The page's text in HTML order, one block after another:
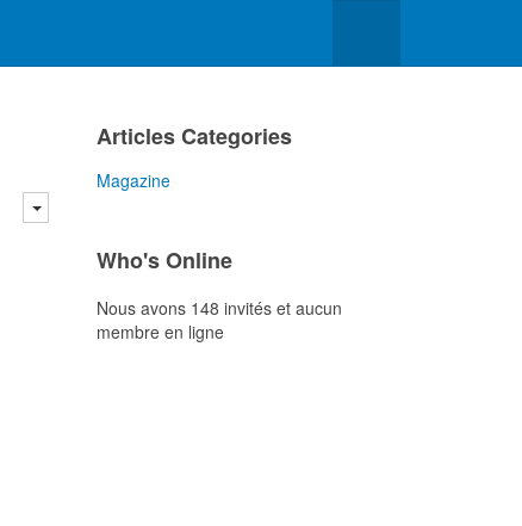
Articles Categories
Magazine
Who's Online
Nous avons 148 invités et aucun
membre en ligne